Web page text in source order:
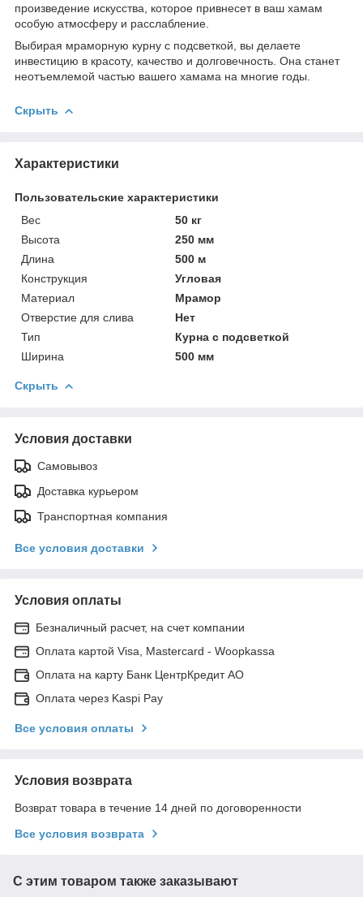
произведение искусства, которое привнесет в ваш хамам
особую атмосферу и расслабление.
Выбирая мраморную курну с подсветкой, вы делаете
инвестицию в красоту, качество и долговечность. Она станет
неотъемлемой частью вашего хамама на многие годы.
Скрыть
Характеристики
Пользовательские характеристики
Вес
50 кг
Высота
250 мм
Длина
500 м
Конструкция
Угловая
Материал
Мрамор
Отверстие для слива
Нет
Тип
Курна с подсветкой
Ширина
500 мм
Скрыть
Условия доставки
Самовывоз
Доставка курьером
Транспортная компания
Все условия доставки
Условия оплаты
Безналичный расчет, на счет компании
Оплата картой Visa, Mastercard - Woopkassa
Оплата на карту Банк ЦентрКредит АО
Оплата через Kaspi Pay
Все условия оплаты
Условия возврата
Возврат товара в течение 14 дней по договоренности
Все условия возврата
С этим товаром также заказывают